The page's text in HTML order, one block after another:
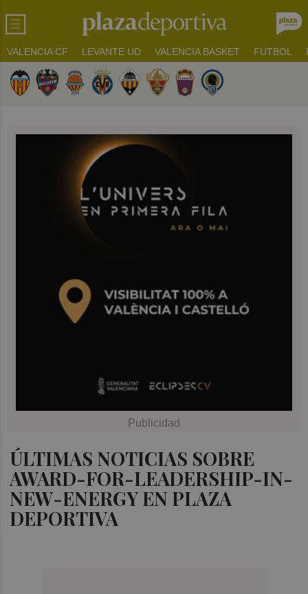
VALENCIA CF LEVANTE UD VALENCIA BASKET FUTBOL
ÚLTIMAS NOTICIAS SOBRE
AWARD-FOR-LEADERSHIP-IN-
NEW-ENERGY EN PLAZA
DEPORTIVA